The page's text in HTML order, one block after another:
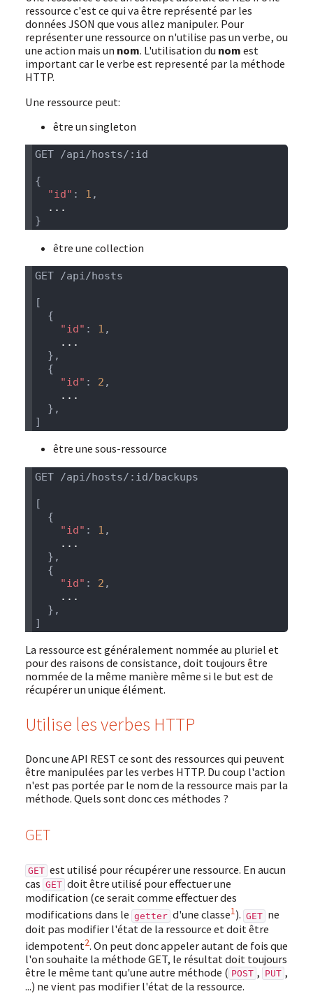
ressource c'est ce qui va être représenté par les
données JSON que vous allez manipuler. Pour
représenter une ressource on n'utilise pas un verbe, ou
une action mais un nom. L'utilisation du nom est
important car le verbe est representé par la méthode
HTTP.
Une ressource peut:
être un singleton
  "id"
: 1
être une collection
    "id"
: 1
    "id"
: 2
être une sous-ressource
    "id"
: 1
    "id"
: 2
La ressource est généralement nommée au pluriel et
pour des raisons de consistance, doit toujours être
nommée de la même manière même si le but est de
récupérer un unique élément.
Utilise les verbes HTTP
Donc une API REST ce sont des ressources qui peuvent
être manipulées par les verbes HTTP. Du coup l'action
n'est pas portée par le nom de la ressource mais par la
méthode. Quels sont donc ces méthodes ?
GET
GET est utilisé pour récupérer une ressource. En aucun
cas GET doit être utilisé pour effectuer une
modification (ce serait comme effectuer des
modifications dans le getter d'une classe1). GET ne
doit pas modifier l'état de la ressource et doit être
idempotent2. On peut donc appeler autant de fois que
l'on souhaite la méthode GET, le résultat doit toujours
être le même tant qu'une autre méthode ( POST , PUT ,
...) ne vient pas modifier l'état de la ressource.